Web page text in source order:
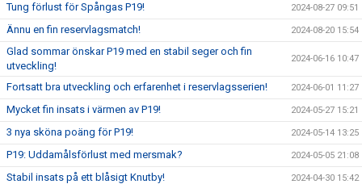
Tung förlust för Spångas P19! 2024-08-27 09:51
Ännu en fin reservlagsmatch! 2024-08-20 15:54
Glad sommar önskar P19 med en stabil seger och fin
utveckling!
2024-06-16 10:47
Fortsatt bra utveckling och erfarenhet i reservlagsserien! 2024-06-01 11:27
Mycket fin insats i värmen av P19! 2024-05-27 15:21
3 nya sköna poäng för P19! 2024-05-14 13:25
P19: Uddamålsförlust med mersmak? 2024-05-05 21:08
Stabil insats på ett blåsigt Knutby! 2024-04-30 15:42